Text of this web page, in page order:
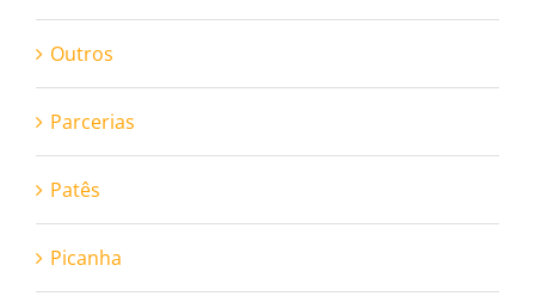
Outros
Parcerias
Patês
Picanha